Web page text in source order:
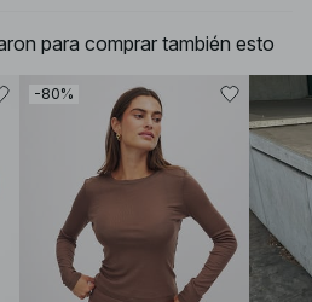
para comprar también esto
-80%